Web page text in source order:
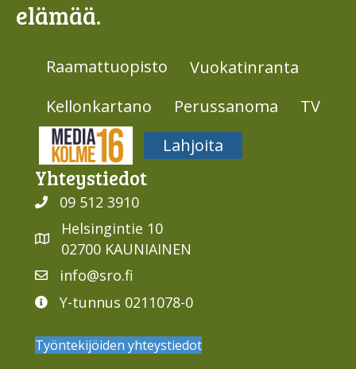
elämää.
Raamattuopisto
Vuokatinranta
Kellonkartano
Perussanoma
TV
Media316
Lahjoita
Yhteys­tiedot
09 512 3910
Helsingintie 10
02700 KAUNIAINEN
info@sro.fi
Y-tunnus 0211078-0
Työntekijöiden yhteystiedot